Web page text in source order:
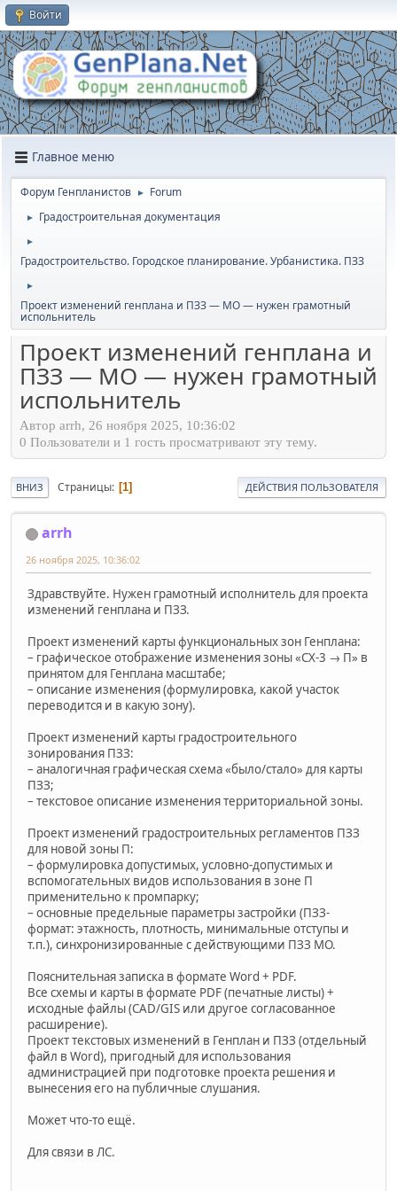
Войти
Главное меню
Форум Генпланистов ► Forum
► Градостроительная документация
►
Градостроительство. Городское планирование. Урбанистика. ПЗЗ
►
Проект изменений генплана и ПЗЗ — МО — нужен грамотный
испольнитель
Проект изменений генплана и
ПЗЗ — МО — нужен грамотный
испольнитель
Автор arrh, 26 ноября 2025, 10:36:02
0 Пользователи и 1 гость просматривают эту тему.
ВНИЗ Страницы 1 ДЕЙСТВИЯ ПОЛЬЗОВАТЕЛЯ
arrh
26 ноября 2025, 10:36:02
Здравствуйте. Нужен грамотный исполнитель для проекта
изменений генплана и ПЗЗ.
Проект изменений карты функциональных зон Генплана:
– графическое отображение изменения зоны «СХ-3 → П» в
принятом для Генплана масштабе;
– описание изменения (формулировка, какой участок
переводится и в какую зону).
Проект изменений карты градостроительного
зонирования ПЗЗ:
– аналогичная графическая схема «было/стало» для карты
ПЗЗ;
– текстовое описание изменения территориальной зоны.
Проект изменений градостроительных регламентов ПЗЗ
для новой зоны П:
– формулировка допустимых, условно-допустимых и
вспомогательных видов использования в зоне П
применительно к промпарку;
– основные предельные параметры застройки (ПЗЗ-
формат: этажность, плотность, минимальные отступы и
т.п.), синхронизированные с действующими ПЗЗ МО.
Пояснительная записка в формате Word + PDF.
Все схемы и карты в формате PDF (печатные листы) +
исходные файлы (CAD/GIS или другое согласованное
расширение).
Проект текстовых изменений в Генплан и ПЗЗ (отдельный
файл в Word), пригодный для использования
администрацией при подготовке проекта решения и
вынесения его на публичные слушания.
Может что-то ещё.
Для связи в ЛС.